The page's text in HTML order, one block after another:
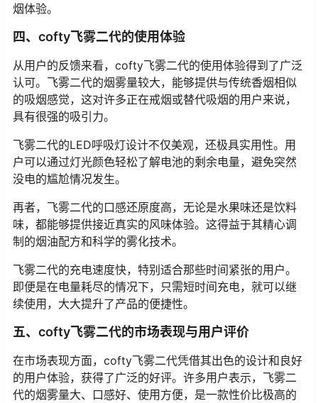
烟体验。
四、cofty飞雾二代的使用体验
从用户的反馈来看，cofty飞雾二代的使用体验得到了广泛
认可。飞雾二代的烟雾量较大，能够提供与传统香烟相似
的吸烟感觉，这对许多正在戒烟或替代吸烟的用户来说，
具有很强的吸引力。
飞雾二代的LED呼吸灯设计不仅美观，还极具实用性。用
户可以通过灯光颜色轻松了解电池的剩余电量，避免突然
没电的尴尬情况发生。
再者，飞雾二代的口感还原度高，无论是水果味还是饮料
味，都能够提供接近真实的风味体验。这得益于其精心调
制的烟油配方和科学的雾化技术。
飞雾二代的充电速度快，特别适合那些时间紧张的用户。
即便是在电量耗尽的情况下，只需短时间充电，就可以继
续使用，大大提升了产品的便捷性。
五、cofty飞雾二代的市场表现与用户评价
在市场表现方面，cofty飞雾二代凭借其出色的设计和良好
的用户体验，获得了广泛的好评。许多用户表示，飞雾二
代的烟雾量大、口感好、使用方便，是一款性价比极高的